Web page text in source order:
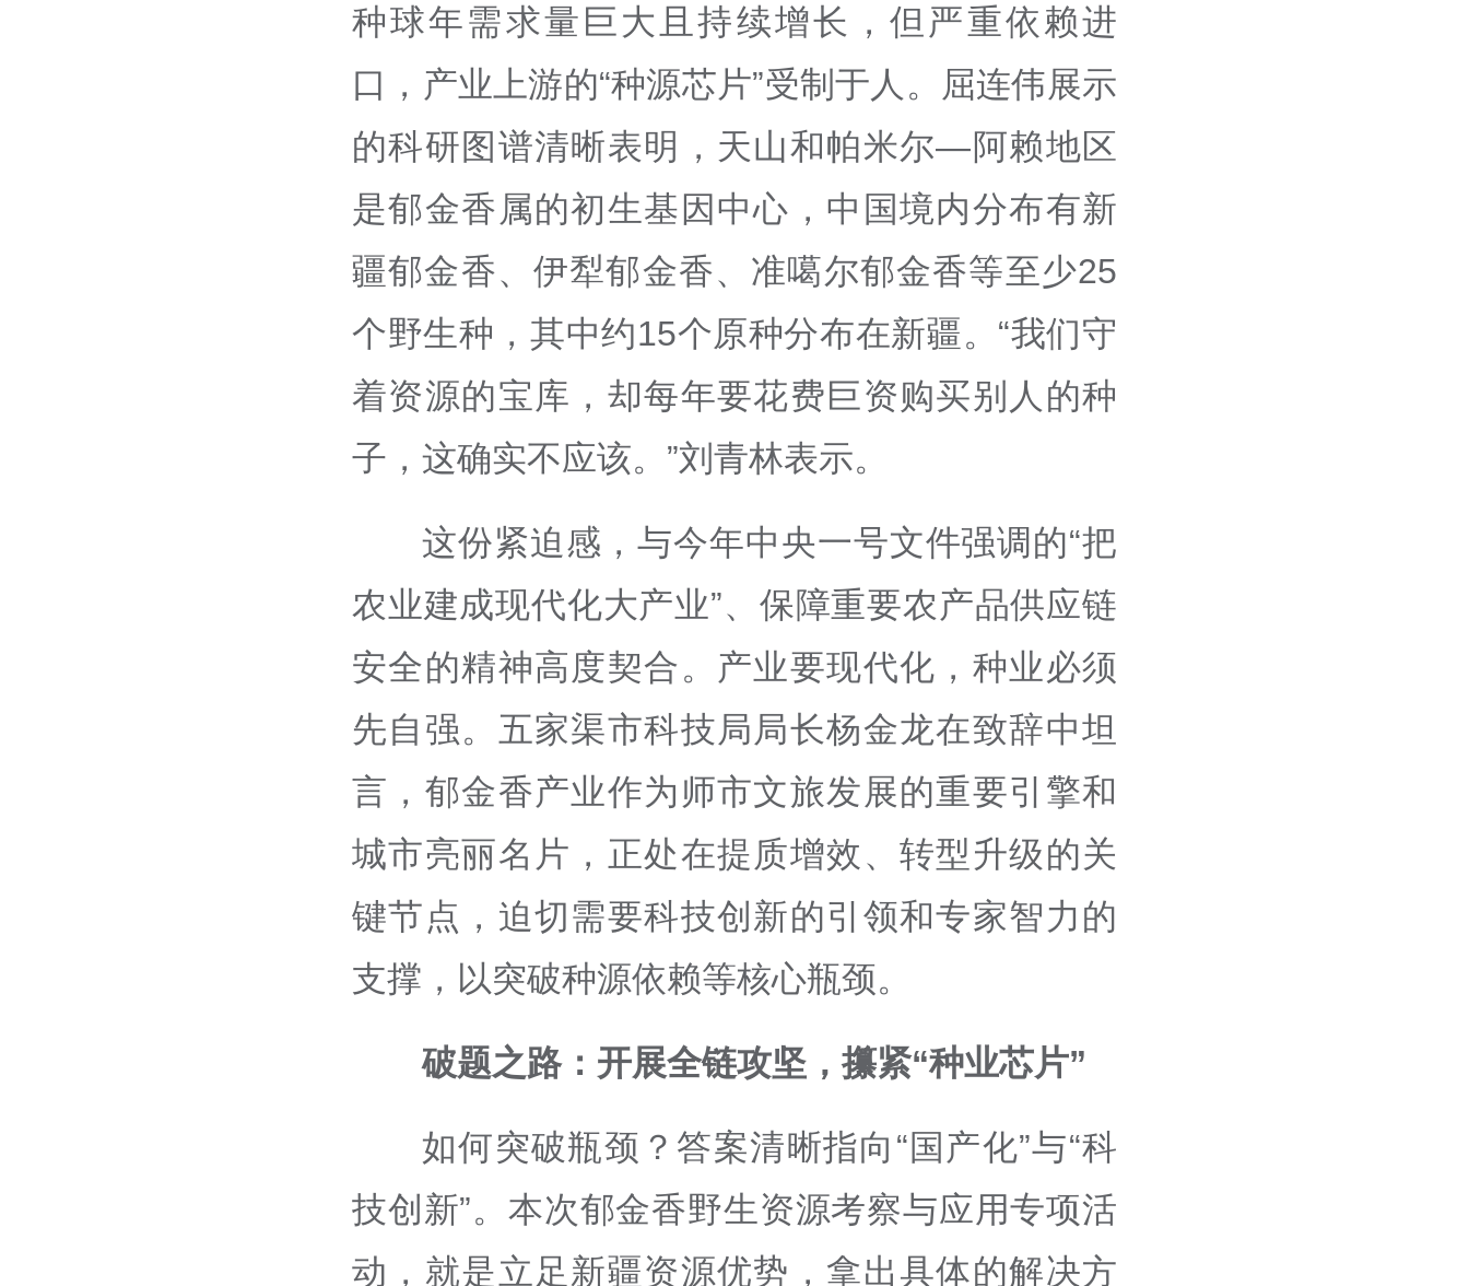
种球年需求量巨大且持续增长，但严重依赖进
口，产业上游的“种源芯片”受制于人。屈连伟展示
的科研图谱清晰表明，天山和帕米尔—阿赖地区
是郁金香属的初生基因中心，中国境内分布有新
疆郁金香、伊犁郁金香、准噶尔郁金香等至少25
个野生种，其中约15个原种分布在新疆。“我们守
着资源的宝库，却每年要花费巨资购买别人的种
子，这确实不应该。”刘青林表示。
这份紧迫感，与今年中央一号文件强调的“把
农业建成现代化大产业”、保障重要农产品供应链
安全的精神高度契合。产业要现代化，种业必须
先自强。五家渠市科技局局长杨金龙在致辞中坦
言，郁金香产业作为师市文旅发展的重要引擎和
城市亮丽名片，正处在提质增效、转型升级的关
键节点，迫切需要科技创新的引领和专家智力的
支撑，以突破种源依赖等核心瓶颈。
破题之路：开展全链攻坚，攥紧“种业芯片”
如何突破瓶颈？答案清晰指向“国产化”与“科
技创新”。本次郁金香野生资源考察与应用专项活
动，就是立足新疆资源优势，拿出具体的解决方